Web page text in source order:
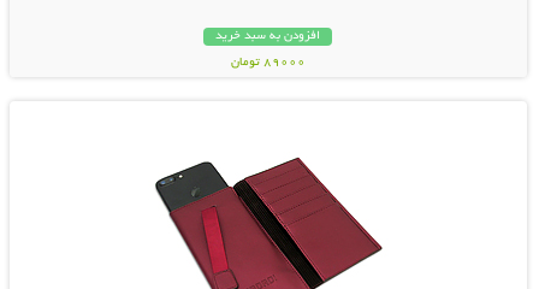
افزودن به سبد خرید
89000 تومان
نمایش توضیحات بیشتر